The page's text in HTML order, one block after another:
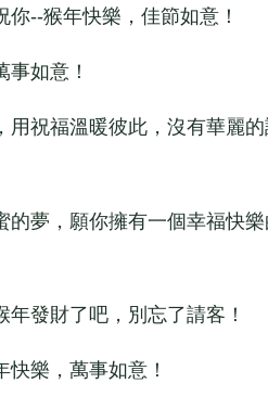
--猴年快樂，佳節如意！
如意！
祝福溫暖彼此，沒有華麗的
夢，願你擁有一個幸福快樂
發財了吧，別忘了請客！
樂，萬事如意！